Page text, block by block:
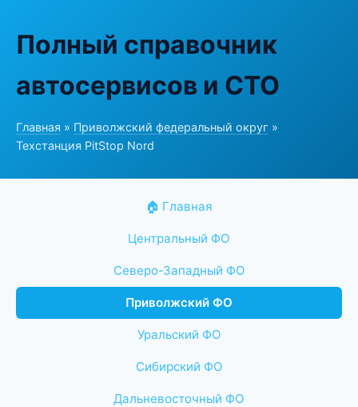
Полный справочник
автосервисов и СТО
Главная » Приволжский федеральный округ »
Техстанция PitStop Nord
🏠 Главная
Центральный ФО
Северо-Западный ФО
Приволжский ФО
Уральский ФО
Сибирский ФО
Дальневосточный ФО